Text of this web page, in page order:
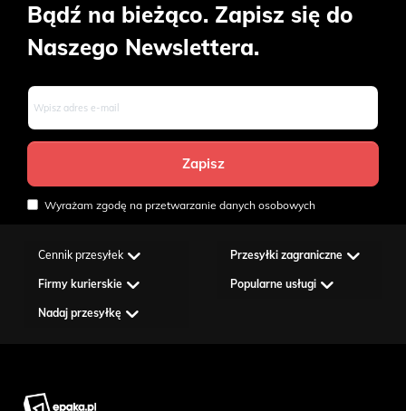
Bądź na bieżąco. Zapisz się do
Naszego Newslettera.
Wyrażam zgodę na przetwarzanie danych osobowych
Cennik przesyłek Przesyłki zagraniczne
Firmy kurierskie Popularne usługi
Nadaj przesyłkę